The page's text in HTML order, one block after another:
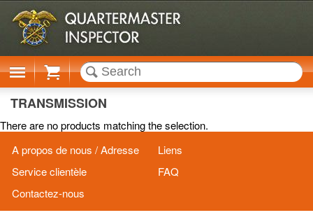
Cart
TRANSMISSION
There are no products matching the selection.
A propos de nous / Adresse
Liens
Service clientèle
FAQ
Contactez-nous